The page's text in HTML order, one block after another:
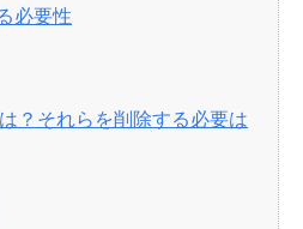
必要性
？それらを削除する必要は